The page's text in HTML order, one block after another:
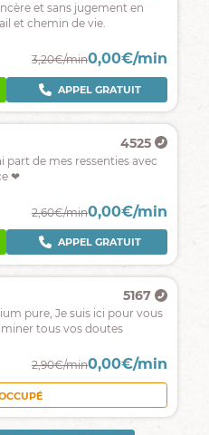
et sans jugement en
et chemin de vie.
3,20€/min0,00€/min
APPEL GRATUIT
4525
part de mes ressenties avec
❤
2,60€/min0,00€/min
APPEL GRATUIT
5167
Je suis ici pour vous
tous vos doutes
2,90€/min0,00€/min